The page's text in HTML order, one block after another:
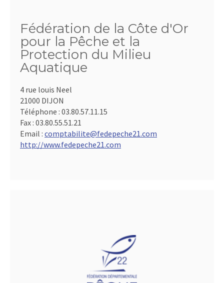
Fédération de la Côte d'Or
pour la Pêche et la
Protection du Milieu
Aquatique
4 rue louis Neel
21000 DIJON
Téléphone : 03.80.57.11.15
Fax : 03.80.55.51.21
Email : comptabilite@fedepeche21.com
http://www.fedepeche21.com